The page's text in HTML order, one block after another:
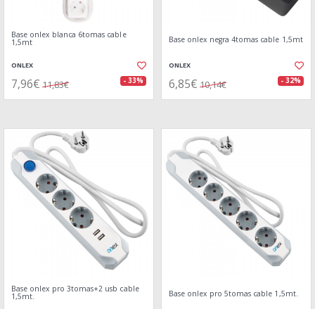
Base onlex blanca 6tomas cable
1,5mt
ONLEX
7,96€ 11,83€ - 33%
Base onlex negra 4tomas cable 1,5mt
ONLEX
6,85€ 10,14€ - 32%
Base onlex pro 3tomas+2 usb cable
1,5mt. Base onlex pro 5tomas cable 1,5mt.